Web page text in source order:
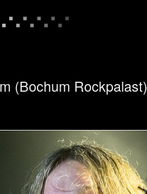
(Bochum Rockpalast)